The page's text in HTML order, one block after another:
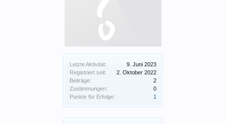
Letzte Aktivität:
9. Juni 2023
Registriert seit:
2. Oktober 2022
Beiträge:
2
Zustimmungen:
0
Punkte für Erfolge:
1